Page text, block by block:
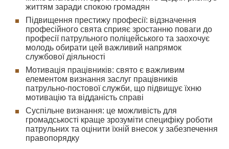
життям заради спокою громадян
Підвищення престижу професії: відзначення
професійного свята сприяє зростанню поваги до
професії патрульного поліцейського та заохочує
молодь обирати цей важливий напрямок
службової діяльності
Мотивація працівників: свято є важливим
елементом визнання заслуг працівників
патрульно-постової служби, що підвищує їхню
мотивацію та відданість справі
Суспільне визнання: це можливість для
громадськості краще зрозуміти специфіку роботи
патрульних та оцінити їхній внесок у забезпечення
правопорядку